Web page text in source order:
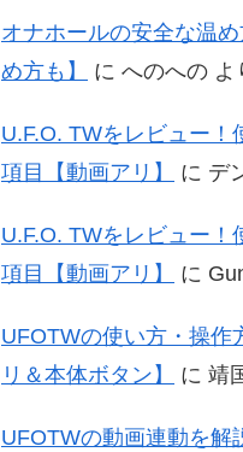
オナホールの安全な温
め方も】
に へのへの よ
U.F.O. TWをレビュー！
項目【動画アリ】
に デ
U.F.O. TWをレビュー！
項目【動画アリ】
に
UFOTWの使い方・操作
リ＆本体ボタン】
に 靖
UFOTWの動画連動を解